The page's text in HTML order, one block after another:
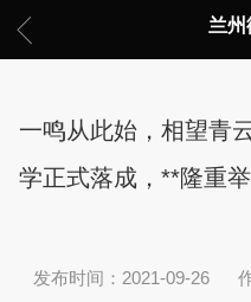
兰州
一鸣从此始，相望青
学正式落成，**隆重
发布时间：2021-09-26